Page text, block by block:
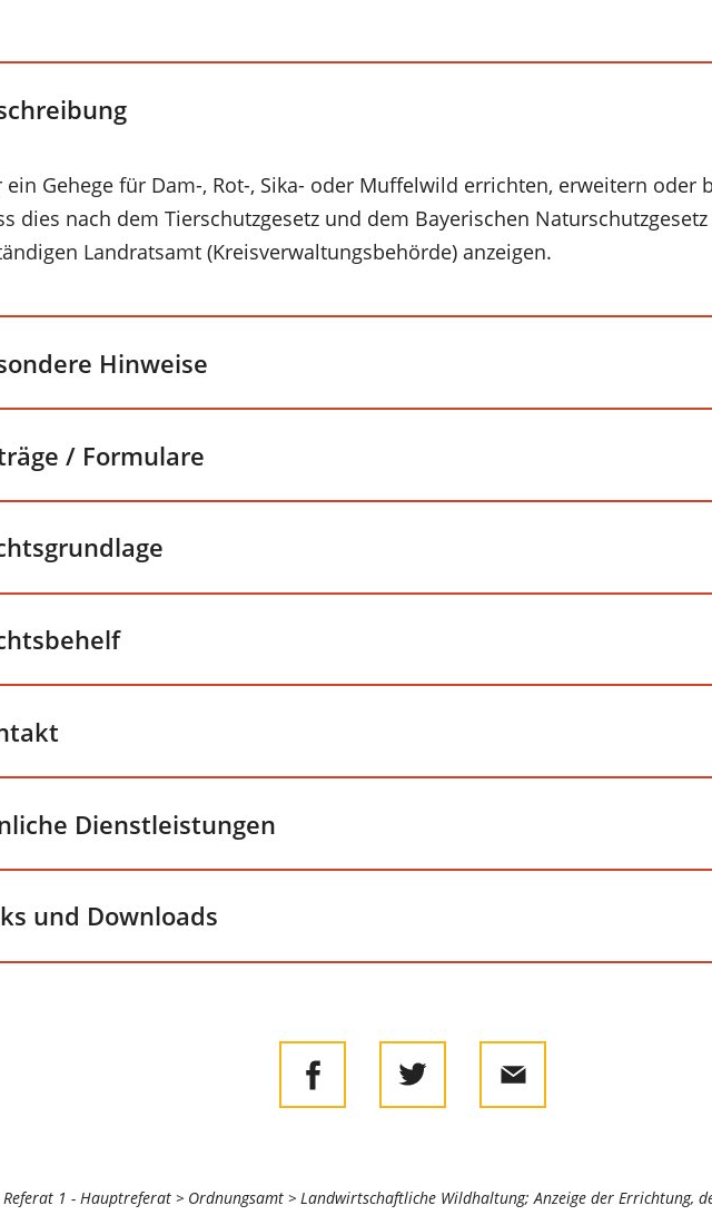
ein Gehege für Dam-, Rot-, Sika- oder Muffelwild errichten, erweitern oder
dies nach dem Tierschutzgesetz und dem Bayerischen
Landratsamt (Kreisverwaltungsbehörde) anzeigen.
Hinweise
/ Formulare
Dienstleistungen
und Downloads
Referat 1 - Hauptreferat Ordnungsamt Landwirtschaftliche Wildhaltung; Anzeige der Errichtung,